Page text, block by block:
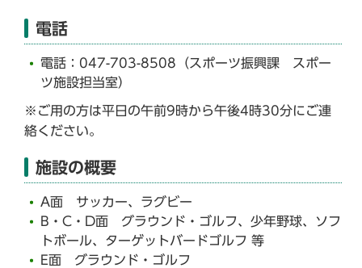
電話
電話：047-703-8508（スポーツ振興課 スポー
ツ施設担当室）
※ご用の方は平日の午前9時から午後4時30分にご連
絡ください。
施設の概要
A面 サッカー、ラグビー
B・C・D面 グラウンド・ゴルフ、少年野球、ソフ
トボール、ターゲットバードゴルフ 等
E面 グラウンド・ゴルフ